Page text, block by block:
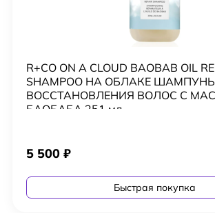
R+CO ON A CLOUD BAOBAB OIL
SHAMPOO НА ОБЛАКЕ
ВОССТАНОВЛЕНИЯ ВОЛОС С
БАОБАБА 251 мл
5 500 ₽
Быстрая покупка